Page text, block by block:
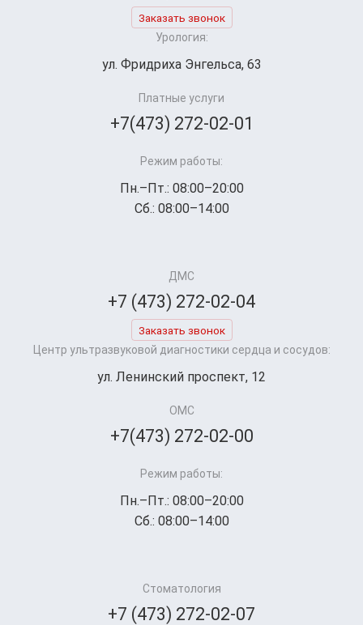
Заказать звонок
Урология:
ул. Фридриха Энгельса, 63
Платные услуги
+7(473) 272-02-01
Режим работы:
Пн.–Пт.: 08:00–20:00
Сб.: 08:00–14:00
ДМС
+7 (473) 272-02-04
Заказать звонок
Центр ультразвуковой диагностики сердца и сосудов:
ул. Ленинский проспект, 12
ОМС
+7(473) 272-02-00
Режим работы:
Пн.–Пт.: 08:00–20:00
Сб.: 08:00–14:00
Стоматология
+7 (473) 272-02-07